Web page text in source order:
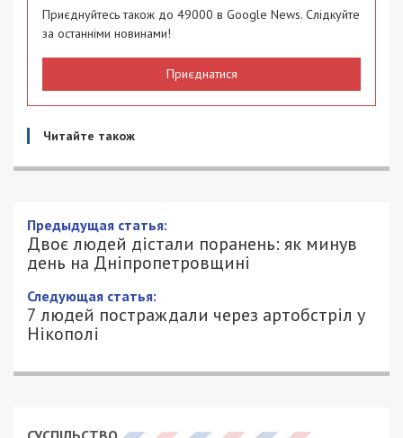
Приєднуйтесь також до 49000 в Google News. Слідкуйте
за останніми новинами!
Приєднатися
Читайте також
Двоє людей дістали поранень: як
минув день на Дніпропетровщині
23/05/2026 - 19:00
АННА БАУМАН - СПЕЦИАЛЬНО ДЛЯ
49000.COM.UA
490